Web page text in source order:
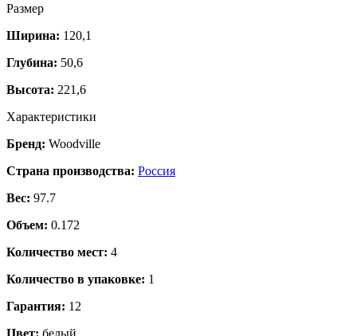
Размер
Ширина: 120,1
Глубина: 50,6
Высота: 221,6
Характеристики
Бренд: Woodville
Страна производства: Россия
Вес: 97.7
Объем: 0.172
Количество мест: 4
Количество в упаковке: 1
Гарантия: 12
Цвет: белый